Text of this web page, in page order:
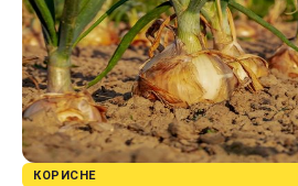
КОРИСНЕ